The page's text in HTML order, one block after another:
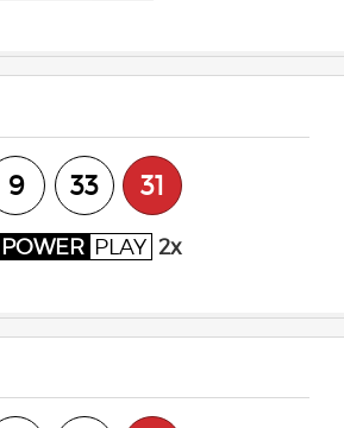
9 33 31
POWER PLAY 2x